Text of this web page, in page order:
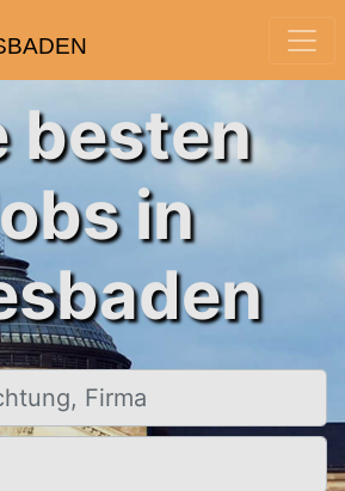
besten
in
Firma